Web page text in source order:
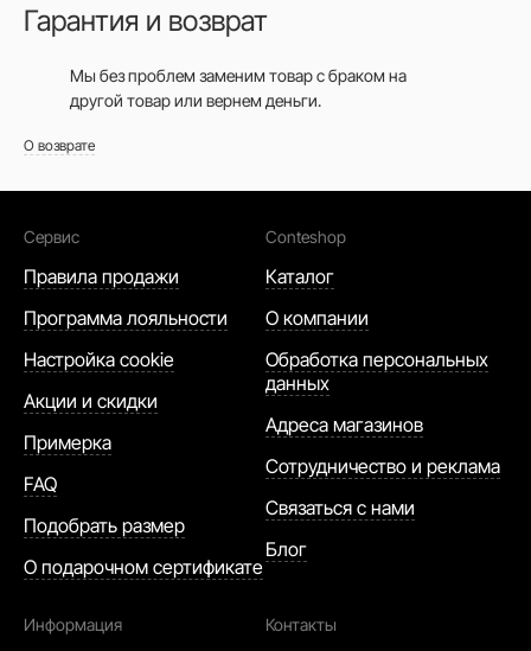
Гарантия и возврат
Мы без проблем заменим товар с браком на
другой товар или вернем деньги.
О возврате
Сервис
Правила продажи
Программа лояльности
Настройка cookie
Акции и скидки
Примерка
FAQ
Подобрать размер
О подарочном сертификате
Conteshop
Каталог
О компании
Обработка персональных
данных
Адреса магазинов
Сотрудничество и реклама
Связаться с нами
Блог
Информация Контакты